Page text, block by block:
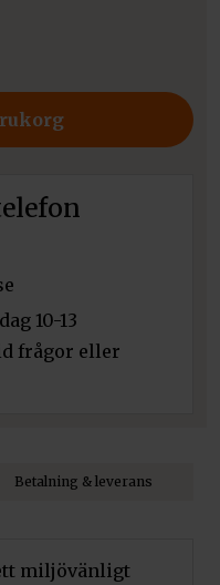
10-13
frågor eller
Betalning & leverans
miljövänligt